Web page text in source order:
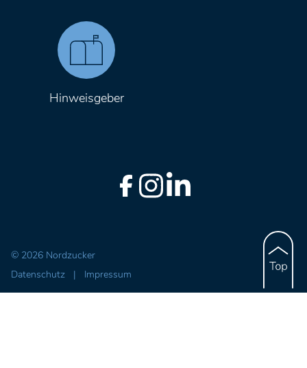
Hinweisgeber
© 2026 Nordzucker
Datenschutz
| Impressum